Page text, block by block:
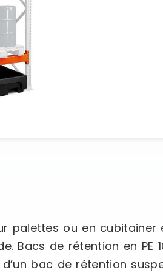
palettes ou en
Bacs de rétention en
bac de rétention